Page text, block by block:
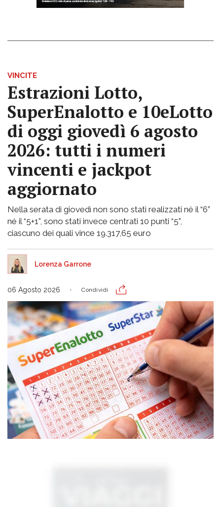
VINCITE
Estrazioni Lotto,
SuperEnalotto e 10eLotto
di oggi giovedì 6 agosto
2026: tutti i numeri
vincenti e jackpot
aggiornato
Nella serata di giovedì non sono stati realizzati né il “6”
né il “5+1”, sono stati invece centrati 10 punti “5”,
ciascuno dei quali vince 19.317,65 euro
Lorenza Garrone
06 Agosto 2026 Condividi